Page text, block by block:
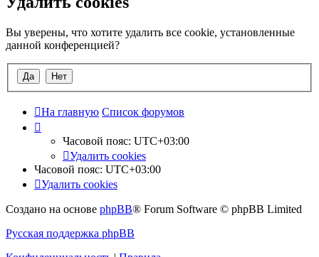
Вы уверены, что хотите удалить все cookie, установленные
данной конференцией?
На главную Список форумов
Часовой пояс: UTC+03:00
Удалить cookies
Часовой пояс: UTC+03:00
Удалить cookies
Создано на основе phpBB® Forum Software © phpBB Limited
Русская поддержка phpBB